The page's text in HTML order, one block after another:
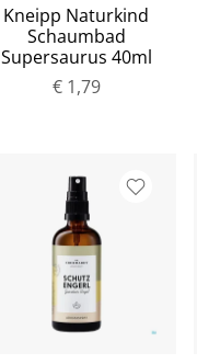
Kneipp Naturkind
Schaumbad
Supersaurus 40ml
€ 1,79